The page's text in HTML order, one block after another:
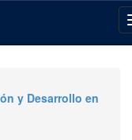
y Desarrollo en